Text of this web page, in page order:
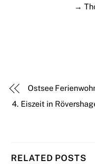
→
Ostsee
4. Eiszeit in
RELATED POSTS